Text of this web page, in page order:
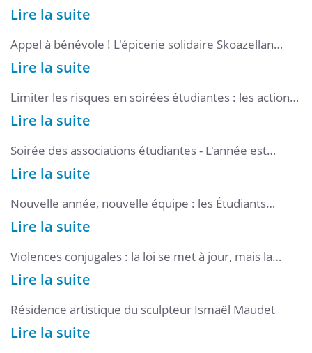
Lire la suite
Appel à bénévole ! L'épicerie solidaire Skoazellan
vous attend !
Lire la suite
Limiter les risques en soirées étudiantes : les actions
menées à l’UBS
Lire la suite
Soirée des associations étudiantes - L'année est
lançée
Lire la suite
Nouvelle année, nouvelle équipe : les Étudiants
Ambassadeurs de l'Université Bretagne Sud font leur
rentrée.
Lire la suite
Violences conjugales : la loi se met à jour, mais la
justice manque de moyens
Lire la suite
Résidence artistique du sculpteur Ismaël Maudet
Lire la suite